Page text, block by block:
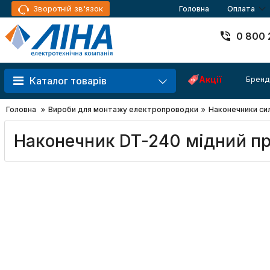
Зворотній зв'язок Головна Оплата
0 800
Каталог товарів Акції
Головна Вироби для монтажу електропроводки Наконечники
Наконечник DT-240 мідний